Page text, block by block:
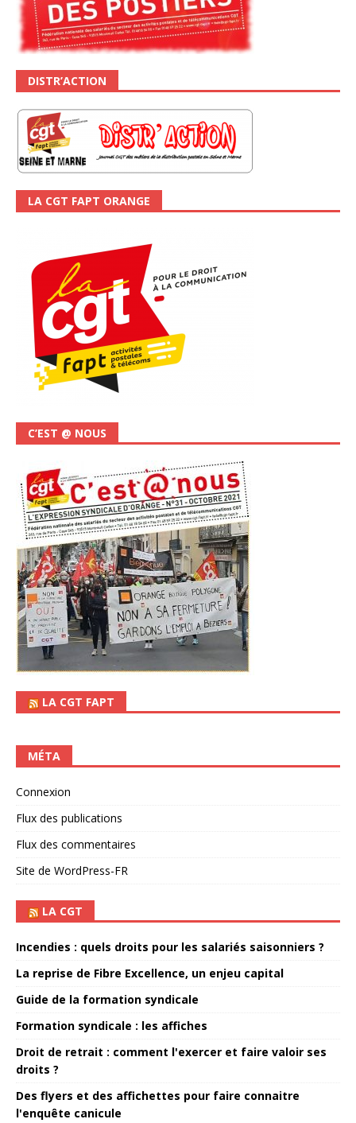
DISTR’ACTION
LA CGT FAPT ORANGE
C’EST @ NOUS
LA CGT FAPT
MÉTA
Connexion
Flux des publications
Flux des commentaires
Site de WordPress-FR
LA CGT
Incendies : quels droits pour les salariés saisonniers ?
La reprise de Fibre Excellence, un enjeu capital
Guide de la formation syndicale
Formation syndicale : les affiches
Droit de retrait : comment l'exercer et faire valoir ses
droits ?
Des flyers et des affichettes pour faire connaitre
l'enquête canicule